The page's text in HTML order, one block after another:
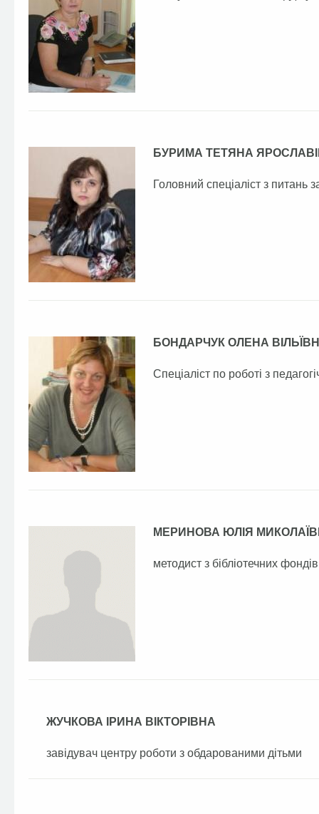
БУРИМА ТЕТЯНА
Головний спеціаліст з питань
БОНДАРЧУК ОЛЕНА
Спеціаліст по роботі з
МЕРИНОВА ЮЛІЯ
методист з бібліотечних фондів
ЖУЧКОВА ІРИНА ВІКТОРІВНА
завідувач центру роботи з обдарованими дітьми